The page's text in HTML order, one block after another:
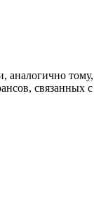
аналогично
связанных